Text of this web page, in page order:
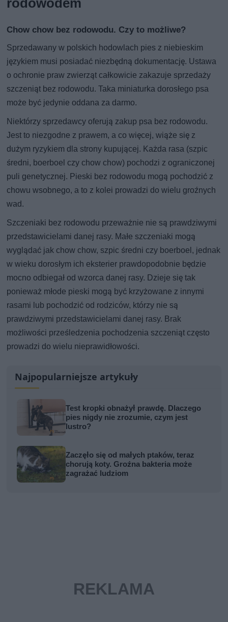
Chow chow bez rodowodu. Czy to możliwe?
Sprzedawany w polskich hodowlach pies z niebieskim
językiem musi posiadać niezbędną dokumentację. Ustawa
o ochronie praw zwierząt całkowicie zakazuje sprzedaży
szczeniąt bez rodowodu. Taka miniaturka dorosłego psa
może być jedynie oddana za darmo.
Niektórzy sprzedawcy oferują zakup psa bez rodowodu.
Jest to niezgodne z prawem, a co więcej, wiąże się z
dużym ryzykiem dla strony kupującej. Każda rasa (szpic
średni, boerboel czy chow chow) pochodzi z ograniczonej
puli genetycznej. Pieski bez rodowodu mogą pochodzić z
chowu wsobnego, a to z kolei prowadzi do wielu groźnych
wad.
Szczeniaki bez rodowodu przeważnie nie są prawdziwymi
przedstawicielami danej rasy. Małe szczeniaki mogą
wyglądać jak chow chow, szpic średni czy boerboel, jednak
w wieku dorosłym ich eksterier prawdopodobnie będzie
mocno odbiegał od wzorca danej rasy. Dzieje się tak
ponieważ młode pieski mogą być krzyżowane z innymi
rasami lub pochodzić od rodziców, którzy nie są
prawdziwymi przedstawicielami danej rasy. Brak
możliwości prześledzenia pochodzenia szczeniąt często
prowadzi do wielu nieprawidłowości.
Najpopularniejsze artykuły
Test kropki obnażył prawdę. Dlaczego
pies nigdy nie zrozumie, czym jest
lustro?
Zaczęło się od małych ptaków, teraz
chorują koty. Groźna bakteria może
zagrażać ludziom